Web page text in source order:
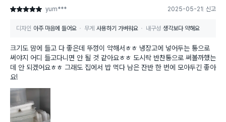
별점 5점 yum*** 2025-05-21 신고
디자인 아주 마음에 들어요 무게 사용하기 가벼워요 내구성 생각보다 약해요
크기도 맘에 들고 다 좋은데 뚜껑이 약해서ㅎㅎ 냉장고에 넣어두는 통으로
써야지 어디 들고다니면 안 될 것 같아요ㅎㅎ 도시락 반찬통으로 써볼까했는
데 안 되겠어요ㅎㅎ 그래도 집에서 밥 먹다 남은 잔반 한 번에 모아두긴 좋아
요!